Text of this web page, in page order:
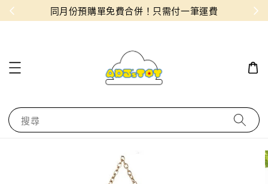
！ 同月份預購單免費合併！只需付一筆運費
搜尋